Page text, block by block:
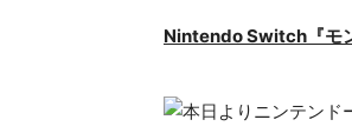
Nintendo Switch 『モ